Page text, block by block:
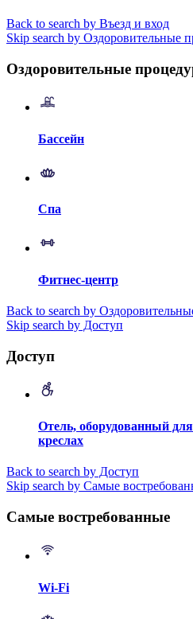
Back to search by Въезд и вход
Skip search by Оздоровительные
Оздоровительные
Бассейн
Спа
Фитнес-центр
Back to search by
Skip search by Доступ
Доступ
Отель, оборудованный
креслах
Back to search by Доступ
Skip search by Самые
Самые востребованные
Wi-Fi